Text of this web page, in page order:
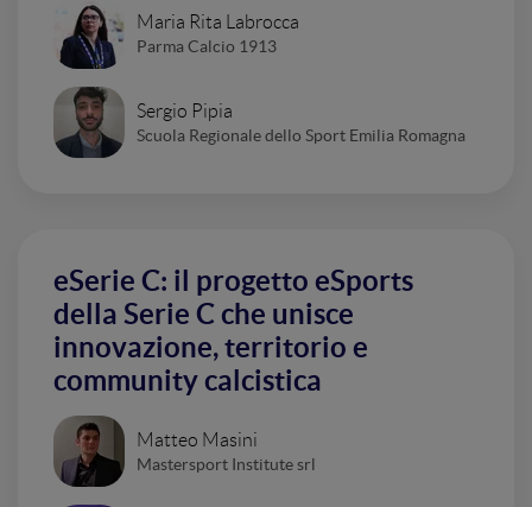
Maria Rita Labrocca
Parma Calcio 1913
Sergio Pipia
Scuola Regionale dello Sport Emilia Romagna
eSerie C: il progetto eSports
della Serie C che unisce
innovazione, territorio e
community calcistica
Matteo Masini
Mastersport Institute srl